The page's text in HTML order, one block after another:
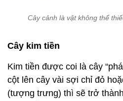
Cây cảnh là vật không thể
Cây kim tiền
Kim tiền được coi là cây
cột lên cây vài sợi chỉ đỏ
(tượng trưng) thì sẽ trở